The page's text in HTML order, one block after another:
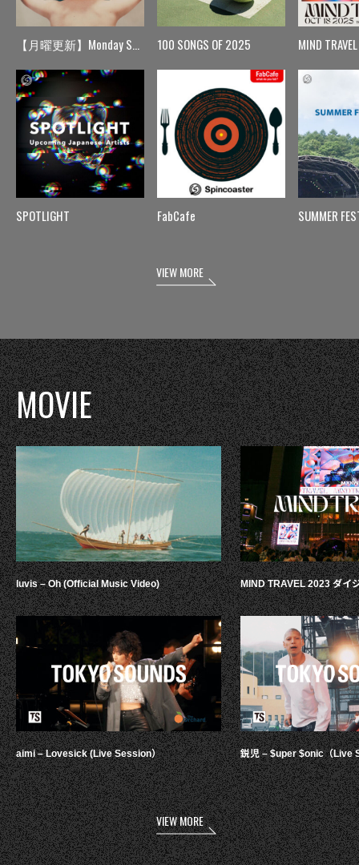
【月曜更新】Monday Spin
SPOTLIGHT
100 SONGS OF 2025
FabCafe
MIND TRAVEL
SUMMER
VIEW MORE
MOVIE
luvis – Oh (Official Music Video)
aimi – Lovesick (Live Session）
MIND TRAVEL 2023 ダイ
鋭児 – $uper $onic（Live
VIEW MORE